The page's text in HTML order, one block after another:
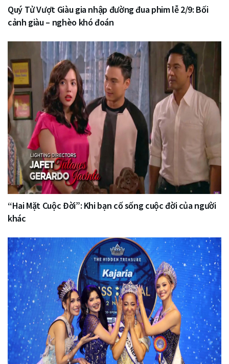
Quý Tử Vượt Giàu gia nhập đường đua phim lễ 2/9: Bối
cảnh giàu – nghèo khó đoán
“Hai Mặt Cuộc Đời”: Khi bạn cố sống cuộc đời của người
khác